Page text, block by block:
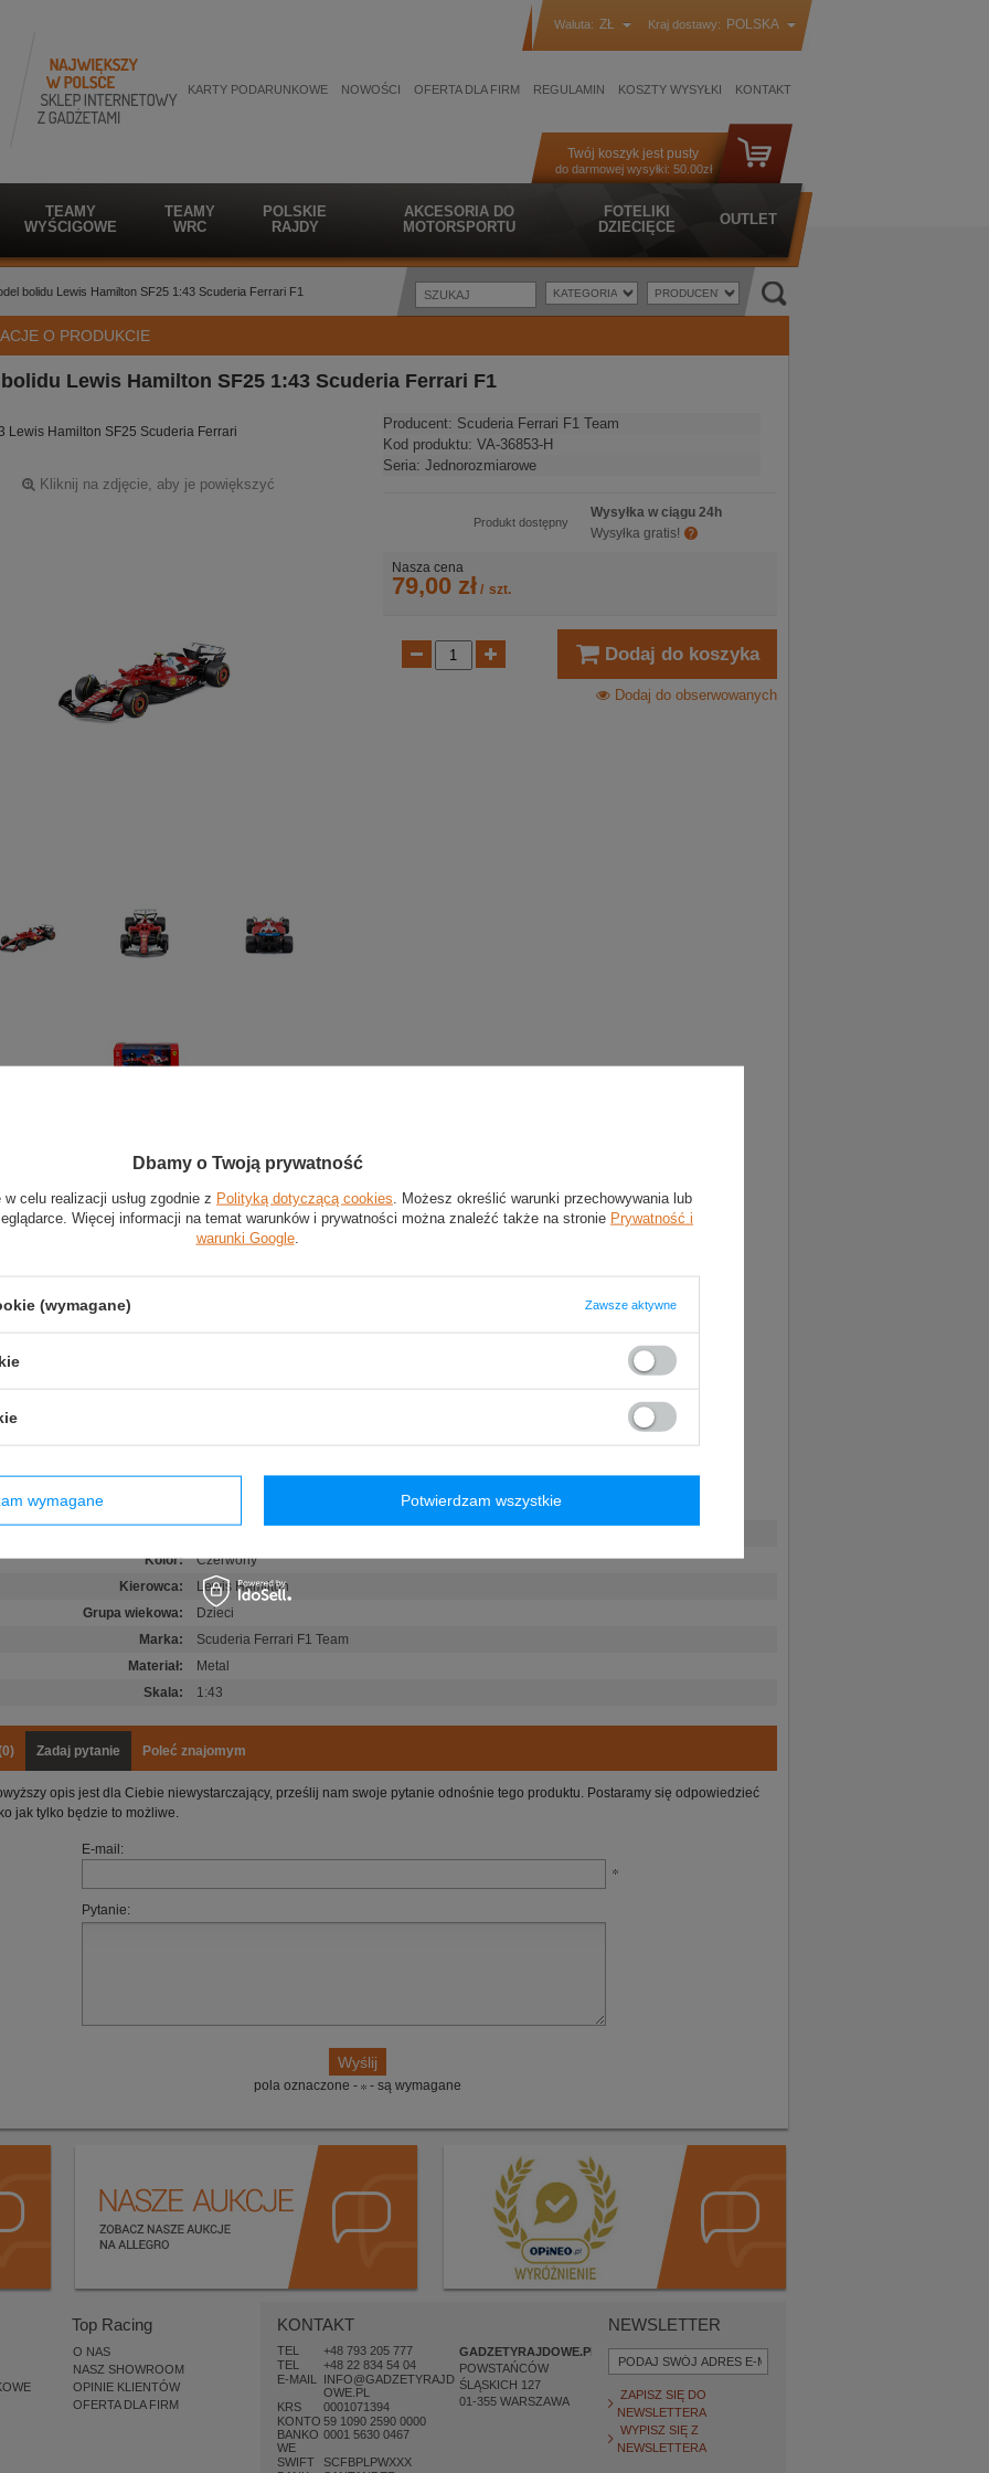
Waluta: ZŁ Kraj dostawy: POLSKA
KARTY PODARUNKOWE NOWOŚCI OFERTA DLA FIRM REGULAMIN KOSZTY WYSYŁKI KONTAKT
Twój koszyk jest pusty
do darmowej wysyłki: 50.00zł
TEAMY
WYŚCIGOWE
TEAMY
WRC
POLSKIE
RAJDY
AKCESORIA DO
MOTORSPORTU
FOTELIKI
DZIECIĘCE
OUTLET
bolidu Lewis Hamilton SF25 1:43 Scuderia Ferrari F1
O PRODUKCIE
Lewis Hamilton SF25 1:43 Scuderia Ferrari F1
Lewis Hamilton SF25 Scuderia Ferrari
Kliknij na zdjęcie, aby je powiększyć
Producent: Scuderia Ferrari F1 Team
Kod produktu: VA-36853-H
Seria: Jednorozmiarowe
Produkt dostępny
Wysyłka w ciągu 24h
Wysyłka gratis!
Nasza cena
79,00 zł/ szt.
Dodaj do koszyka
Dodaj do obserwowanych
1/43 Lewis Hamilton SF25 Scuderia Ferrari
skali 1:43 przez firmę Bburago
na solidnej podstawie z tworzywa sztucznego
Kolor:
Czerwony
Kierowca:
Lewis Hamilton
Grupa wiekowa:
Dzieci
Marka:
Scuderia Ferrari F1 Team
Materiał:
Metal
Skala: 1:43
Zadaj pytanie Poleć znajomym
opis jest dla Ciebie niewystarczający, prześlij nam swoje pytanie odnośnie tego produktu. Postaramy się odpowiedzieć
jak tylko będzie to możliwe.
E-mail:
Pytanie:
pola oznaczone - - są wymagane
Top Racing
O NAS
NASZ SHOWROOM
OPINIE KLIENTÓW
OFERTA DLA FIRM
KONTAKT
TEL
+48 793 205 777
TEL
+48 22 834 54 04
E-MAIL
INFO@GADZETYRAJD
OWE.PL
KRS
0001071394
KONTO
BANKO
WE
59 1090 2590 0000
0001 5630 0467
SWIFT
SCFBPLPWXXX
GADZETYRAJDOWE.PL
POWSTAŃCÓW
ŚLĄSKICH 127
01-355 WARSZAWA
NEWSLETTER
ZAPISZ SIĘ DO
NEWSLETTERA
WYPISZ SIĘ Z
NEWSLETTERA
Dbamy o Twoją prywatność
celu realizacji usług zgodnie z Polityką dotyczącą cookies . Możesz określić warunki przechowywania lub
Więcej informacji na temat warunków i prywatności można znaleźć także na stronie Prywatność i
warunki Google.
(wymagane) Zawsze aktywne
wymagane Potwierdzam wszystkie